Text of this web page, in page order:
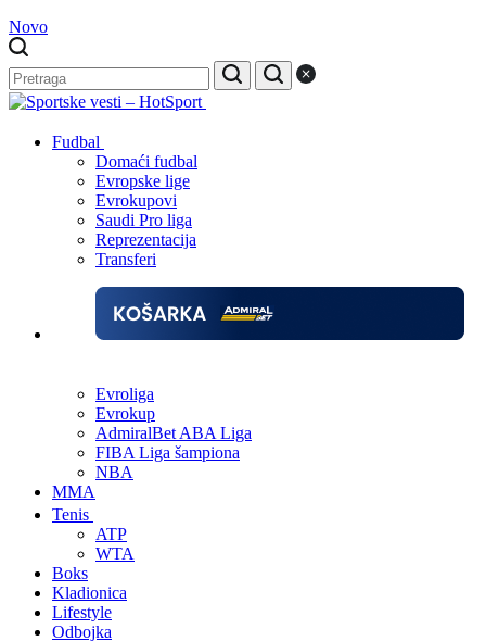
Novo
Fudbal
Domaći fudbal
Evropske lige
Evrokupovi
Saudi Pro liga
Reprezentacija
Transferi
Evroliga
Evrokup
AdmiralBet ABA Liga
FIBA Liga šampiona
NBA
MMA
Tenis
ATP
WTA
Boks
Kladionica
Lifestyle
Odbojka